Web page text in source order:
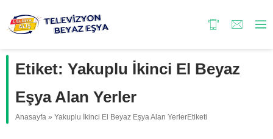
Etiket: Yakuplu İkinci El Beyaz
Eşya Alan Yerler
Anasayfa » Yakuplu İkinci El Beyaz Eşya Alan YerlerEtiketi